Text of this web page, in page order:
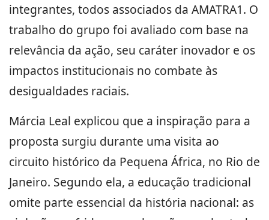
integrantes, todos associados da AMATRA1. O
trabalho do grupo foi avaliado com base na
relevância da ação, seu caráter inovador e os
impactos institucionais no combate às
desigualdades raciais.
Márcia Leal explicou que a inspiração para a
proposta surgiu durante uma visita ao
circuito histórico da Pequena África, no Rio de
Janeiro. Segundo ela, a educação tradicional
omite parte essencial da história nacional: as